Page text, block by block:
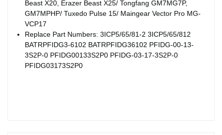
Beast X20, Erazer Beast X25/ Tongfang GM7MG7P,
GM7MPHP/ Tuxedo Pulse 15/ Maingear Vector Pro MG-
VCP17
Replace Part Numbers: 3ICP5/65/81-2 3ICP5/65/812
BATRPFIDG3-6102 BATRPFIDG36102 PFIDG-00-13-
3S2P-0 PFIDG00133S2P0 PFIDG-03-17-3S2P-0
PFIDG03173S2P0